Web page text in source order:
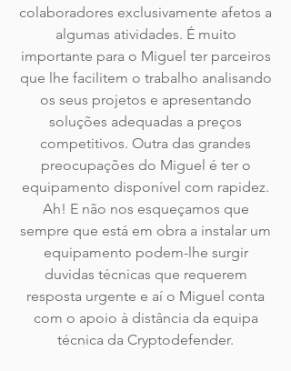
colaboradores exclusivamente afetos a
algumas atividades. É muito
importante para o Miguel ter parceiros
que lhe facilitem o trabalho analisando
os seus projetos e apresentando
soluções adequadas a preços
competitivos. Outra das grandes
preocupações do Miguel é ter o
equipamento disponível com rapidez.
Ah! E não nos esqueçamos que
sempre que está em obra a instalar um
equipamento podem-lhe surgir
duvidas técnicas que requerem
resposta urgente e aí o Miguel conta
com o apoio à distância da equipa
técnica da Cryptodefender.